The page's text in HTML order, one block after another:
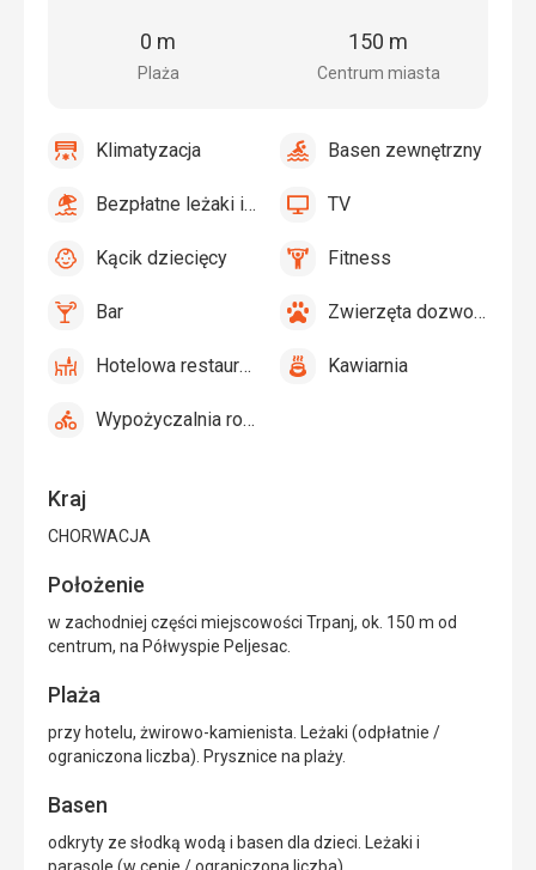
Kraj
CHORWACJA
Położenie
w zachodniej części miejscowości Trpanj, ok. 150 m od
centrum, na Półwyspie Peljesac.
Plaża
przy hotelu, żwirowo-kamienista. Leżaki (odpłatnie /
ograniczona liczba). Prysznice na plaży.
Basen
odkryty ze słodką wodą i basen dla dzieci. Leżaki i
plaży
Plaża
0 m
centrum
Centrum miasta
150 m
Klimatyzacja
Klimatyzacja
tak
BasenBasen zewnętrzny
tak
Bezpłatne
i
przy
Bezpłatne leżaki i parasole przy basenie
tak TV TV
tak
Kącik
Basen
dzieci
Kącik dziecięcy
tak FitnessFitness
tak
Bar Bar
tak
Zwierzęta
Zwierzęta dozwolone
tak
Hotelowa
Hotelowa restauracja
tak KawiarniaKawiarnia
tak
Wypożyczalnia
Wypożyczalnia rowerów
tak